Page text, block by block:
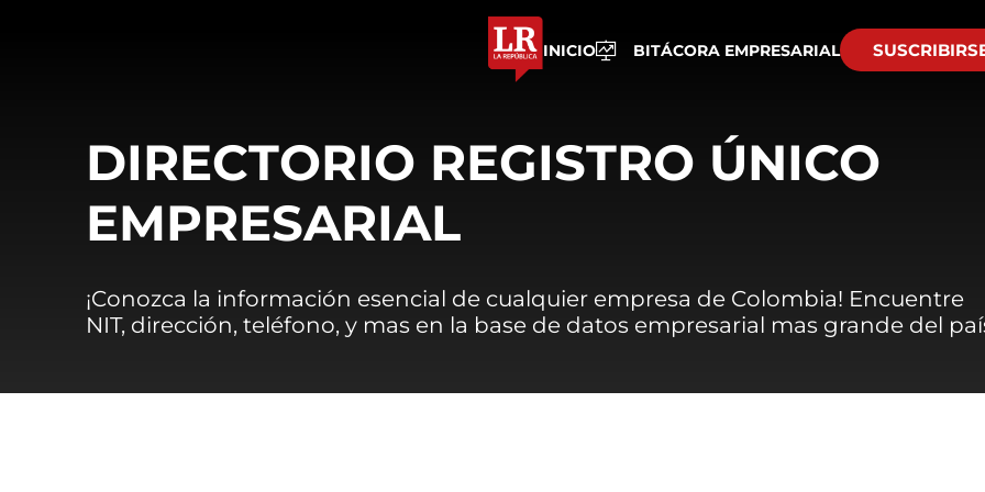
INICIO BITÁCORA EMPRESARIAL
DIRECTORIO REGISTRO ÚNICO
EMPRESARIAL
¡Conozca la información esencial de cualquier empresa de Colombia! Encuentre
NIT, dirección, teléfono, y mas en la base de datos empresarial mas grande del